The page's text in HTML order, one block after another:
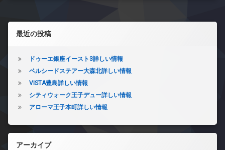
左サイドバー
最近の投稿
ドゥーエ銀座イースト3詳しい情報
ベルシードステアー大森北詳しい情報
VISTA豊島詳しい情報
シティウォーク王子デュー詳しい情報
アローマ王子本町詳しい情報
アーカイブ